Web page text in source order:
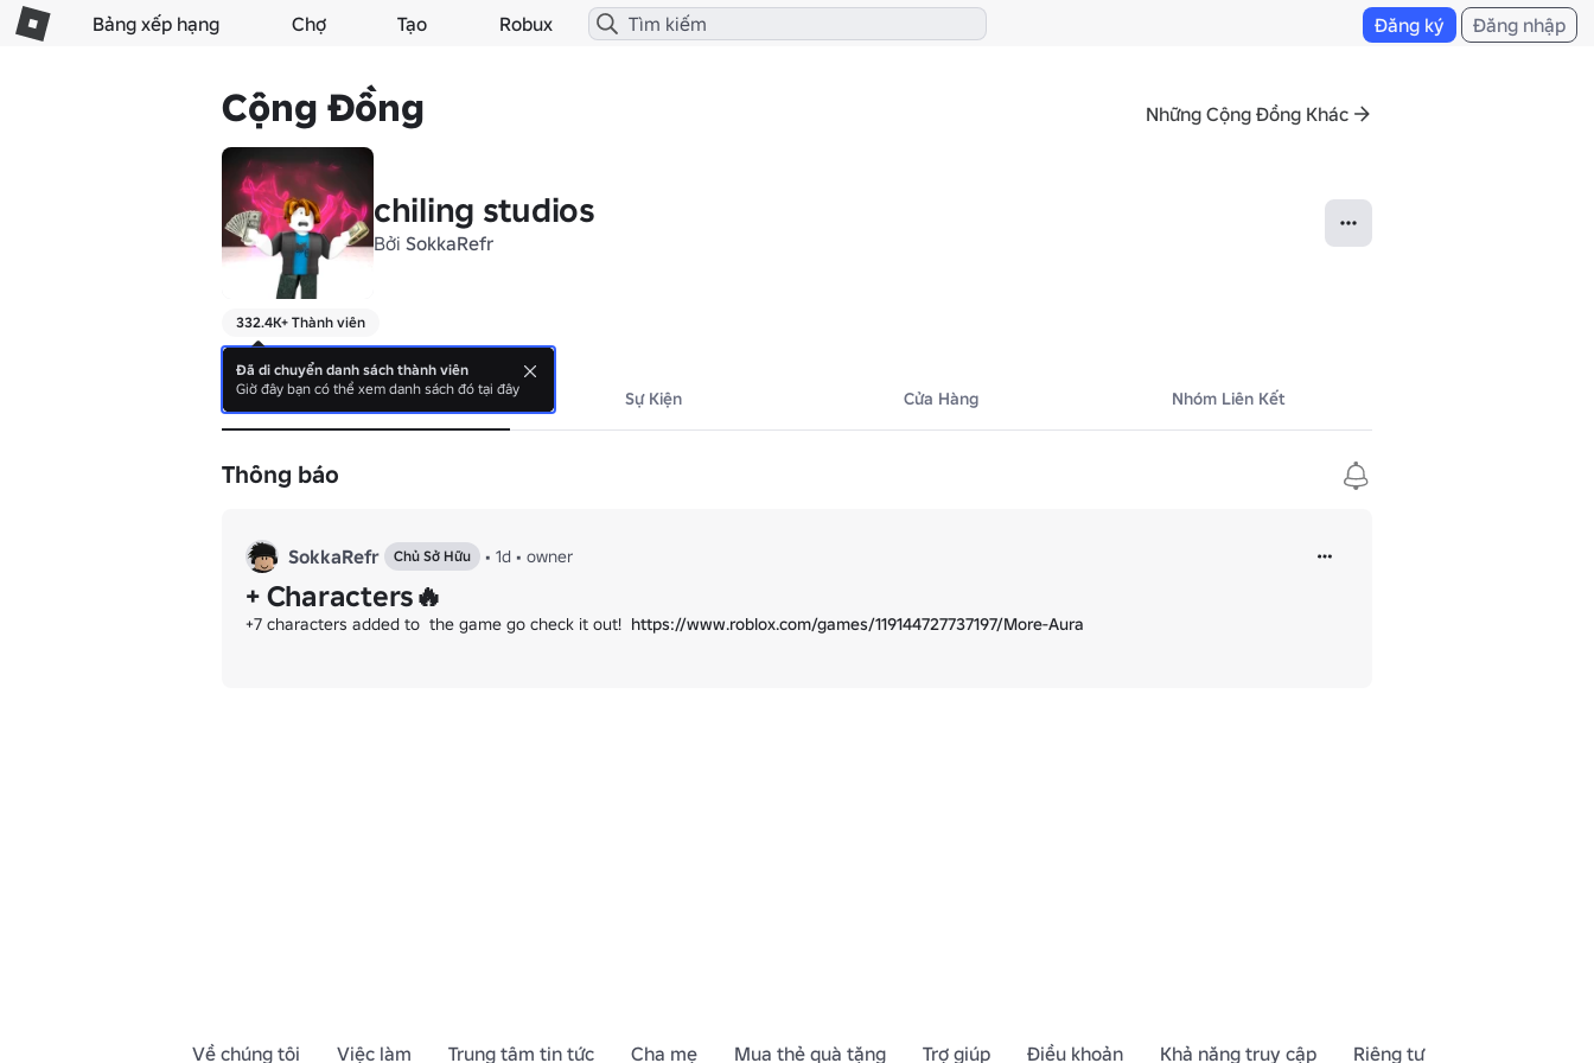
Bảng xếp hạng Chợ Tạo Robux Đăng ký Đăng nhập
Cộng Đồng Những Cộng Đồng Khác
chiling studios
Bởi SokkaRefr
332.4K+ Thành viên
.
Giới Thiệu Sự Kiện Cửa Hàng Nhóm Liên Kết
Thông báo
SokkaRefr Chủ Sở Hữu • 1d • owner
+ Characters🔥
+7 characters added to  the game go check it out! https://www.roblox.com/games/119144727737197/More-Aura
Về chúng tôi Việc làm Trung tâm tin tức Cha mẹ Mua thẻ quà tặng Trợ giúp Điều khoản Khả năng truy cập Riêng tư
Đã di chuyển danh sách thành viên
Giờ đây bạn có thể xem danh sách đó tại đây